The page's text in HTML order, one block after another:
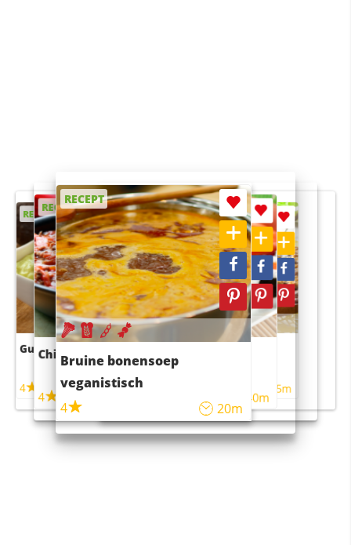
RECEPT
Guacamole
4
RECEPT
Chili con carne
4
RECEPT
Bruine bonensoep
veganistisch
4
20m
RECEPT
Sushi rijstsalade
maaltijdsalade
40m
RECEPT
4 55m